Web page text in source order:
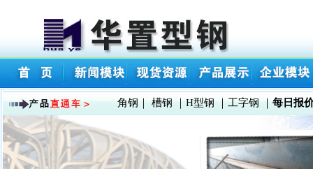
角钢｜槽钢｜H型钢｜工字钢｜每日报